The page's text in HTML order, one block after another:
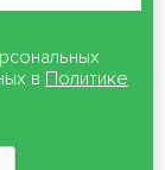
в Политике